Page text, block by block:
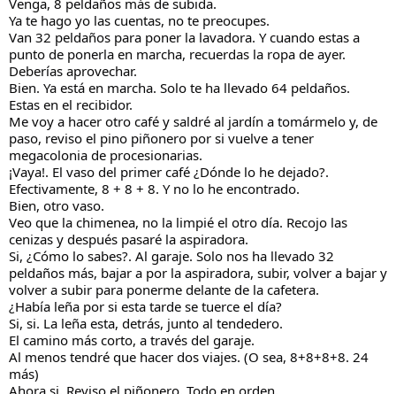
Ya te hago yo las cuentas, no te preocupes.
Van 32 peldaños para poner la lavadora. Y cuando estas a
punto de ponerla en marcha, recuerdas la ropa de ayer.
Deberías aprovechar.
Bien. Ya está en marcha. Solo te ha llevado 64 peldaños.
Estas en el recibidor.
Me voy a hacer otro café y saldré al jardín a tomármelo y, de
paso, reviso el pino piñonero por si vuelve a tener
megacolonia de procesionarias.
¡Vaya!. El vaso del primer café ¿Dónde lo he dejado?.
Efectivamente, 8 + 8 + 8. Y no lo he encontrado.
Bien, otro vaso.
Veo que la chimenea, no la limpié el otro día. Recojo las
cenizas y después pasaré la aspiradora.
Si, ¿Cómo lo sabes?. Al garaje. Solo nos ha llevado 32
peldaños más, bajar a por la aspiradora, subir, volver a bajar y
volver a subir para ponerme delante de la cafetera.
¿Había leña por si esta tarde se tuerce el día?
Si, si. La leña esta, detrás, junto al tendedero.
El camino más corto, a través del garaje.
Al menos tendré que hacer dos viajes. (O sea, 8+8+8+8. 24
más)
Ahora si. Reviso el piñonero. Todo en orden.